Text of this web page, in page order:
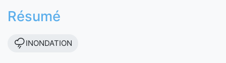
Résumé
INONDATION